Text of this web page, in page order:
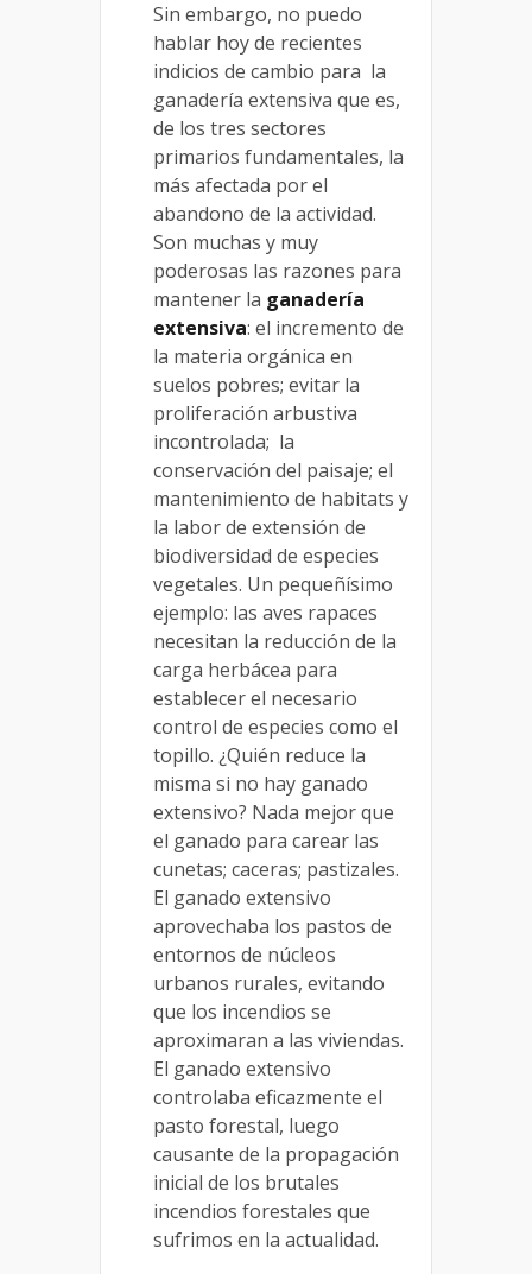
Sin embargo, no puedo
hablar hoy de recientes
indicios de cambio para la
ganadería extensiva que es,
de los tres sectores
primarios fundamentales, la
más afectada por el
abandono de la actividad.
Son muchas y muy
poderosas las razones para
mantener la ganadería
extensiva: el incremento de
la materia orgánica en
suelos pobres; evitar la
proliferación arbustiva
incontrolada; la
conservación del paisaje; el
mantenimiento de habitats y
la labor de extensión de
biodiversidad de especies
vegetales. Un pequeñísimo
ejemplo: las aves rapaces
necesitan la reducción de la
carga herbácea para
establecer el necesario
control de especies como el
topillo. ¿Quién reduce la
misma si no hay ganado
extensivo? Nada mejor que
el ganado para carear las
cunetas; caceras; pastizales.
El ganado extensivo
aprovechaba los pastos de
entornos de núcleos
urbanos rurales, evitando
que los incendios se
aproximaran a las viviendas.
El ganado extensivo
controlaba eficazmente el
pasto forestal, luego
causante de la propagación
inicial de los brutales
incendios forestales que
sufrimos en la actualidad.